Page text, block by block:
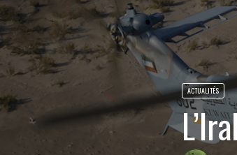
ACTUALITÉS